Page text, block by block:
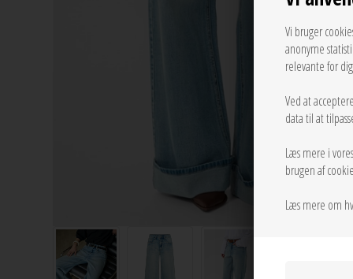
Vi bruger
anonyme
relevante for
Ved at
data til at
Læs mere i vores
brugen af
Læs mere om